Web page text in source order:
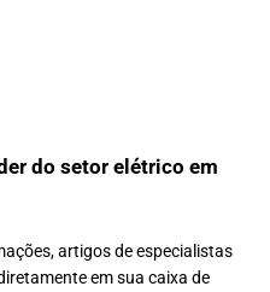
do setor elétrico em
artigos de especialistas
em sua caixa de